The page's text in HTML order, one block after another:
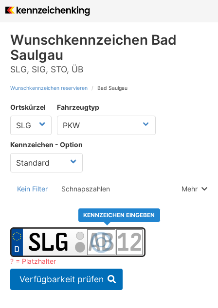
Wunschkennzeichen Bad
Saulgau
SLG, SIG, STO, ÜB
Wunschkennzeichen reservieren Bad Saulgau
Ortskürzel Fahrzeugtyp
Kennzeichen - Option
Kein Filter Schnapszahlen Mehr
KENNZEICHEN EINGEBEN
? = Platzhalter
Verfügbarkeit prüfen